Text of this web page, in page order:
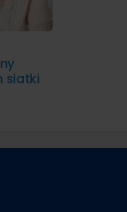
siatki